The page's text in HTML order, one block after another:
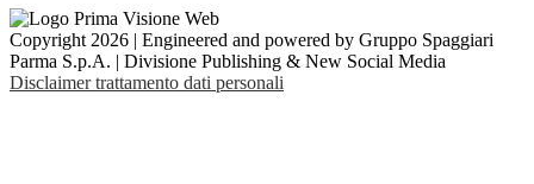
Copyright 2026 | Engineered and powered by Gruppo Spaggiari
Parma S.p.A. | Divisione Publishing & New Social Media
Disclaimer trattamento dati personali